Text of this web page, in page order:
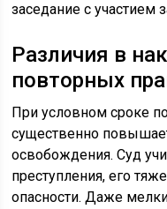
заседание с участием
Различия в
повторных
При условном сроке
существенно
освобождения. Суд
преступления, его
опасности. Даже